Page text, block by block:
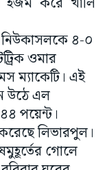
নিউকাসলকে ৪-০
ওমার
ম্যাকেটি। এই
উঠে এল
পয়েন্ট।
করেছে লিভারপুল।
গোলে